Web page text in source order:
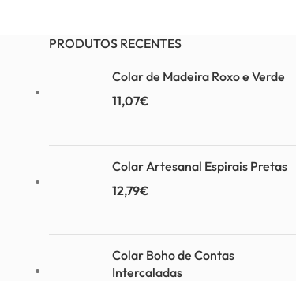
PRODUTOS RECENTES
Colar de Madeira Roxo e Verde
11,07€
Colar Artesanal Espirais Pretas
12,79€
Colar Boho de Contas
Intercaladas